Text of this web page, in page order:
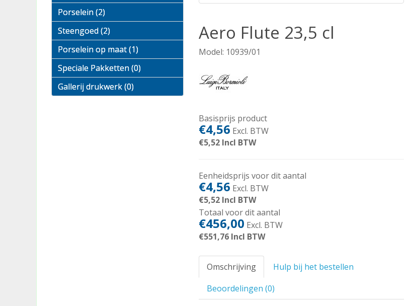
Porselein (2)
Steengoed (2)
Porselein op maat (1)
Speciale Pakketten (0)
Gallerij drukwerk (0)
Aero Flute 23,5 cl
Model: 10939/01
Basisprijs product
€4,56 Excl. BTW
€5,52Incl BTW
Eenheidsprijs voor dit aantal
€4,56 Excl. BTW
€5,52Incl BTW
Totaal voor dit aantal
€456,00 Excl. BTW
€551,76Incl BTW
Omschrijving
Hulp bij het bestellen
Beoordelingen (0)